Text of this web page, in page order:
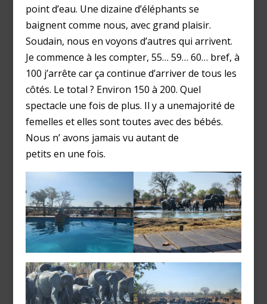
point d’eau. Une dizaine d’éléphants se
baignent comme nous, avec grand plaisir.
Soudain, nous en voyons d’autres qui arrivent.
Je commence à les compter, 55… 59… 60… bref, à
100 j’arrête car ça continue d’arriver de tous les
côtés. Le total ? Environ 150 à 200. Quel
spectacle une fois de plus. Il y a unemajorité de
femelles et elles sont toutes avec des bébés.
Nous n’ avons jamais vu autant de
petits en une fois.